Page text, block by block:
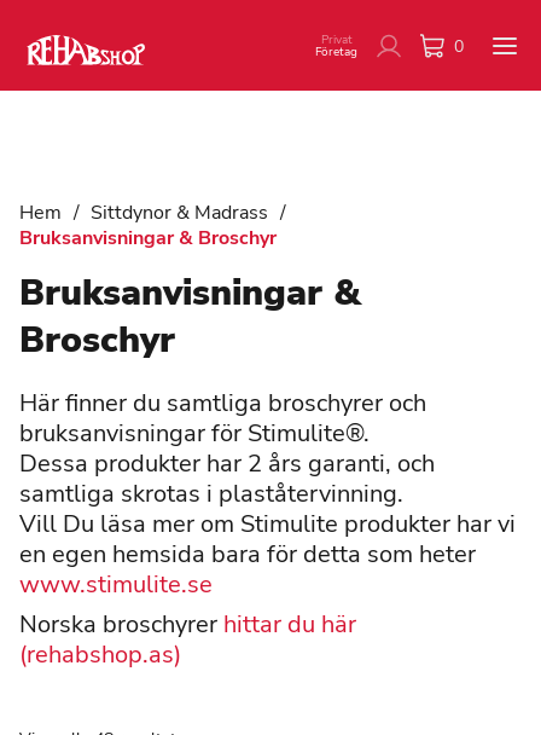
0
Privat
Företag
Hem / Sittdynor & Madrass /
Bruksanvisningar & Broschyr
Bruksanvisningar &
Broschyr
Här finner du samtliga broschyrer och
bruksanvisningar för Stimulite®.
Dessa produkter har 2 års garanti, och
samtliga skrotas i plaståtervinning.
Vill Du läsa mer om Stimulite produkter har vi
en egen hemsida bara för detta som heter
www.stimulite.se
Norska broschyrer hittar du här
(rehabshop.as)